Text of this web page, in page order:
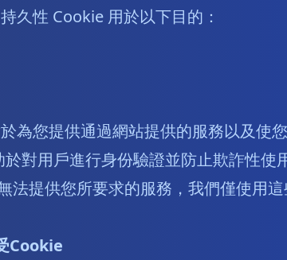
久性 Cookie 用於以下目的：
為您提供通過網站提供的服務以及使
對用戶進行身份驗證並防止欺詐性使
法提供您所要求的服務，我們僅使用
Cookie